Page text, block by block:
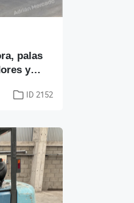
palas
y
ID 2152